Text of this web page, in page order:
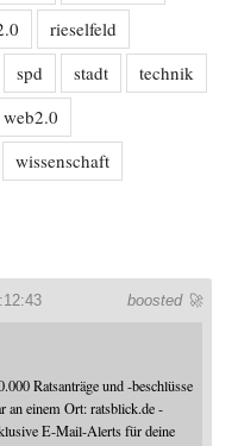
rieselfeld
spd stadt
technik
web2.0
wissenschaft
boosted 🚀
Ratsanträge und -beschlüsse
an einem Ort: ratsblick.de -
E-Mail-Alerts für deine